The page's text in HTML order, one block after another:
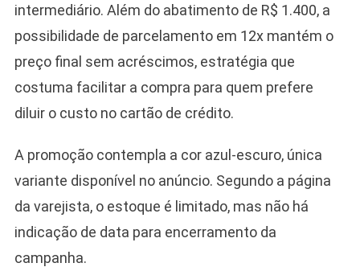
intermediário. Além do abatimento de R$ 1.400, a
possibilidade de parcelamento em 12x mantém o
preço final sem acréscimos, estratégia que
costuma facilitar a compra para quem prefere
diluir o custo no cartão de crédito.
A promoção contempla a cor azul-escuro, única
variante disponível no anúncio. Segundo a página
da varejista, o estoque é limitado, mas não há
indicação de data para encerramento da
campanha.